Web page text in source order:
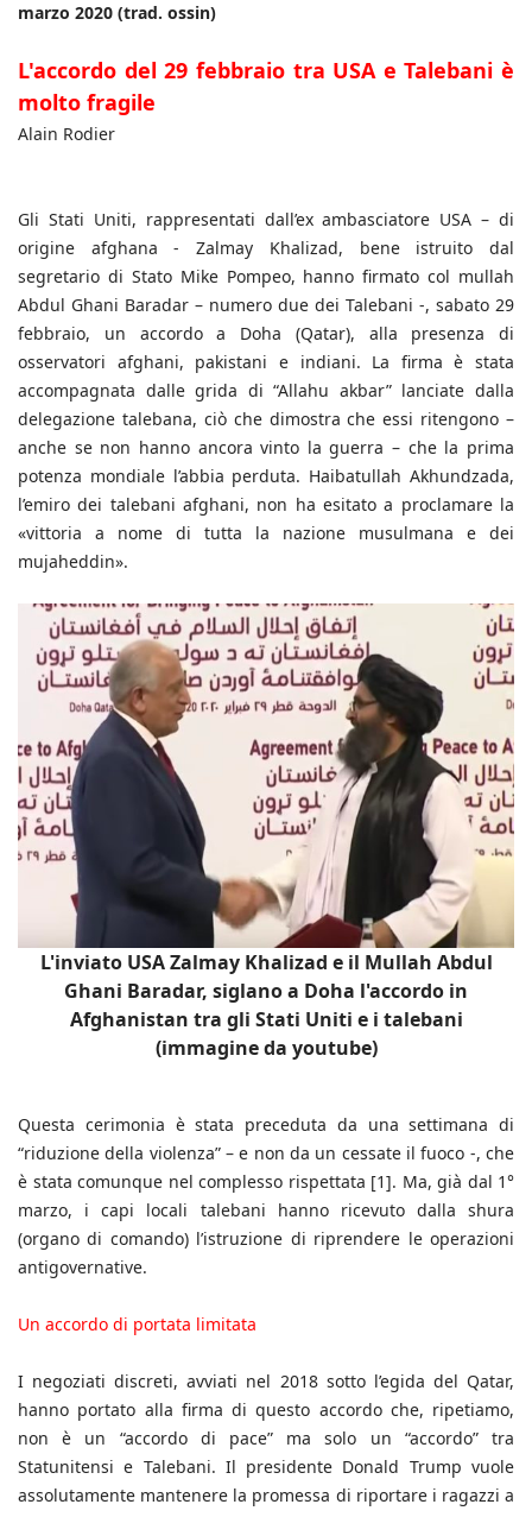
marzo 2020 (trad. ossin)
L'accordo del 29 febbraio tra USA e Talebani è
molto fragile
Alain Rodier
Gli Stati Uniti, rappresentati dall’ex ambasciatore USA – di
origine afghana - Zalmay Khalizad, bene istruito dal
segretario di Stato Mike Pompeo, hanno firmato col mullah
Abdul Ghani Baradar – numero due dei Talebani -, sabato 29
febbraio, un accordo a Doha (Qatar), alla presenza di
osservatori afghani, pakistani e indiani. La firma è stata
accompagnata dalle grida di “Allahu akbar” lanciate dalla
delegazione talebana, ciò che dimostra che essi ritengono –
anche se non hanno ancora vinto la guerra – che la prima
potenza mondiale l’abbia perduta. Haibatullah Akhundzada,
l’emiro dei talebani afghani, non ha esitato a proclamare la
«vittoria a nome di tutta la nazione musulmana e dei
mujaheddin».
L'inviato USA Zalmay Khalizad e il Mullah Abdul
Ghani Baradar, siglano a Doha l'accordo in
Afghanistan tra gli Stati Uniti e i talebani
(immagine da youtube)
Questa cerimonia è stata preceduta da una settimana di
“riduzione della violenza” – e non da un cessate il fuoco -, che
è stata comunque nel complesso rispettata [1]. Ma, già dal 1°
marzo, i capi locali talebani hanno ricevuto dalla shura
(organo di comando) l’istruzione di riprendere le operazioni
antigovernative.
Un accordo di portata limitata
I negoziati discreti, avviati nel 2018 sotto l’egida del Qatar,
hanno portato alla firma di questo accordo che, ripetiamo,
non è un “accordo di pace” ma solo un “accordo” tra
Statunitensi e Talebani. Il presidente Donald Trump vuole
assolutamente mantenere la promessa di riportare i ragazzi a